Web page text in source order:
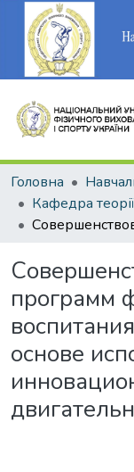
Головна
программ
основе